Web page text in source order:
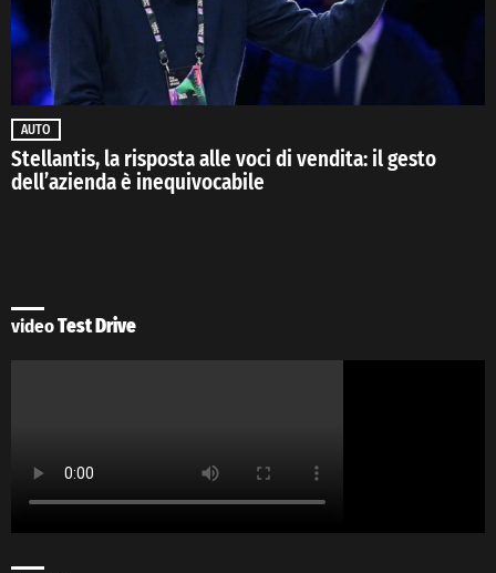
AUTO
Stellantis, la risposta alle voci di vendita: il gesto
dell’azienda è inequivocabile
videoTest Drive